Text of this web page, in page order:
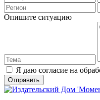
Опишите ситуацию
Я даю согласие на